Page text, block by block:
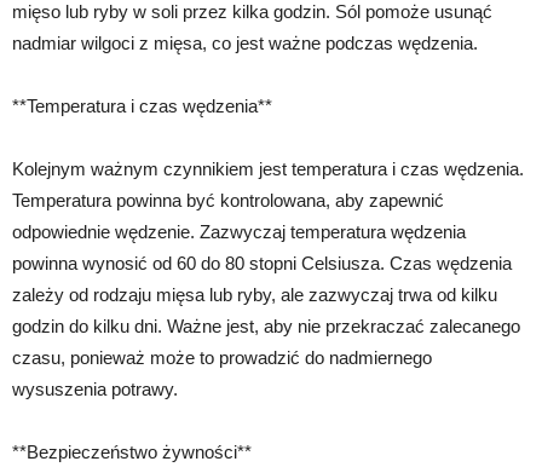
mięso lub ryby w soli przez kilka godzin. Sól pomoże usunąć
nadmiar wilgoci z mięsa, co jest ważne podczas wędzenia.
**Temperatura i czas wędzenia**
Kolejnym ważnym czynnikiem jest temperatura i czas wędzenia.
Temperatura powinna być kontrolowana, aby zapewnić
odpowiednie wędzenie. Zazwyczaj temperatura wędzenia
powinna wynosić od 60 do 80 stopni Celsiusza. Czas wędzenia
zależy od rodzaju mięsa lub ryby, ale zazwyczaj trwa od kilku
godzin do kilku dni. Ważne jest, aby nie przekraczać zalecanego
czasu, ponieważ może to prowadzić do nadmiernego
wysuszenia potrawy.
**Bezpieczeństwo żywności**